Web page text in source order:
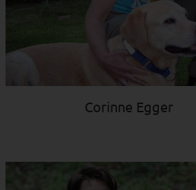
Corinne Egger